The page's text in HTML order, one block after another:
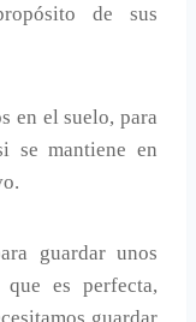
de sus
en el suelo, para
se mantiene en
guardar unos
es perfecta,